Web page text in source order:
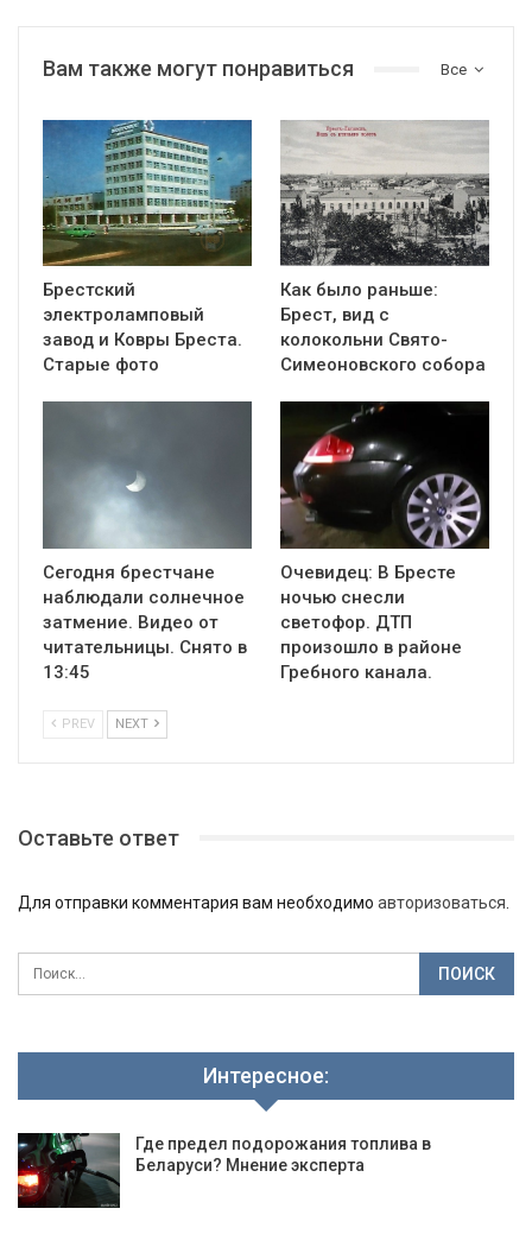
Все
Вам также могут понравиться
Брестский
электроламповый
завод и Ковры Бреста.
Старые фото
Как было раньше:
Брест, вид с
колокольни Cвято-
Симеоновского собора
Сегодня брестчане
наблюдали солнечное
затмение. Видео от
читательницы. Снято в
13:45
Очевидец: В Бресте
ночью снесли
светофор. ДТП
произошло в районе
Гребного канала.
PREV NEXT
Оставьте ответ
Для отправки комментария вам необходимо авторизоваться
Интересное:
Где предел подорожания топлива в
Беларуси? Мнение эксперта